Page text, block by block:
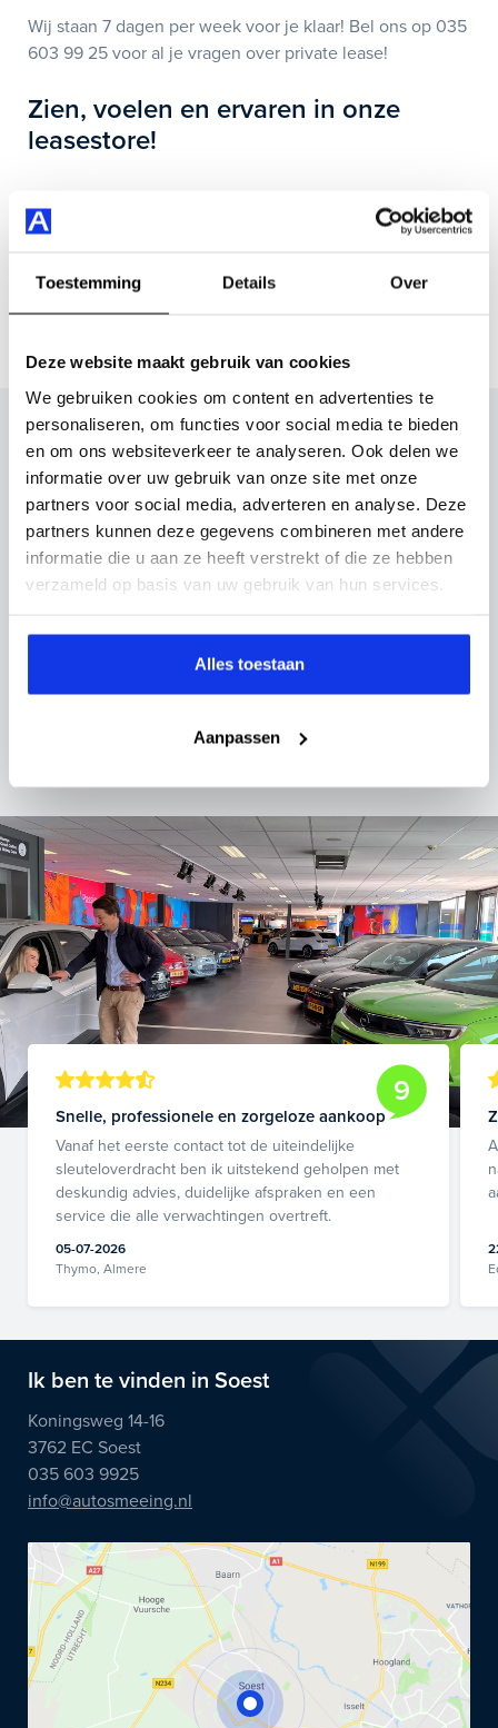
Toestemming Details Over
Deze website maakt gebruik van cookies
We gebruiken cookies om content en advertenties te
personaliseren, om functies voor social media te bieden
en om ons websiteverkeer te analyseren. Ook delen we
informatie over uw gebruik van onze site met onze
partners voor social media, adverteren en analyse. Deze
partners kunnen deze gegevens combineren met andere
informatie die u aan ze heeft verstrekt of die ze hebben
verzameld op basis van uw gebruik van hun services.
Alles toestaan
Aanpassen
Wij staan 7 dagen per week voor je klaar! Bel ons op 035
603 99 25 voor al je vragen over private lease!
Zien, voelen en ervaren in onze
leasestore!
onze private leasestore met uitgebreide showroom, ook
afspraak.
Auto Smeeing
Altijd een slimme keuze
De mooiste auto’s
Altijd ruim op voorraad
Persoonlijk advies
Uitgebreide lease- en
Wij geven de langste garanties
9
Snelle, professionele en zorgeloze aankoop
Vanaf het eerste contact tot de uiteindelijke
sleuteloverdracht ben ik uitstekend geholpen met
deskundig advies, duidelijke afspraken en een
service die alle verwachtingen overtreft.
05-07-2026
Thymo, Almere
Ik ben te vinden in Soest
Koningsweg 14-16
3762 EC Soest
035 603 9925
info@autosmeeing.nl